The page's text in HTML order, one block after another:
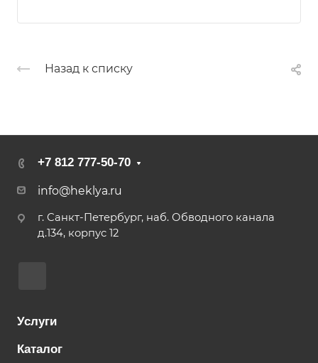
Назад к списку
+7 812 777-50-70
info@heklya.ru
г. Санкт-Петербург, наб. Обводного канала
д.134, корпус 12
Услуги
Каталог